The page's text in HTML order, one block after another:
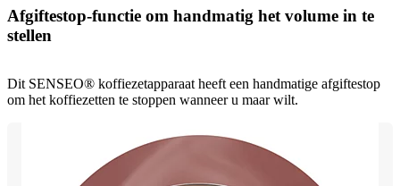
Afgiftestop-functie om handmatig het volume in te
stellen
Dit SENSEO® koffiezetapparaat heeft een handmatige afgiftestop
om het koffiezetten te stoppen wanneer u maar wilt.